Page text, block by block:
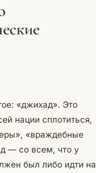
«джихад». Это
нации сплотиться,
«враждебные
— со всем, что у
был либо идти на